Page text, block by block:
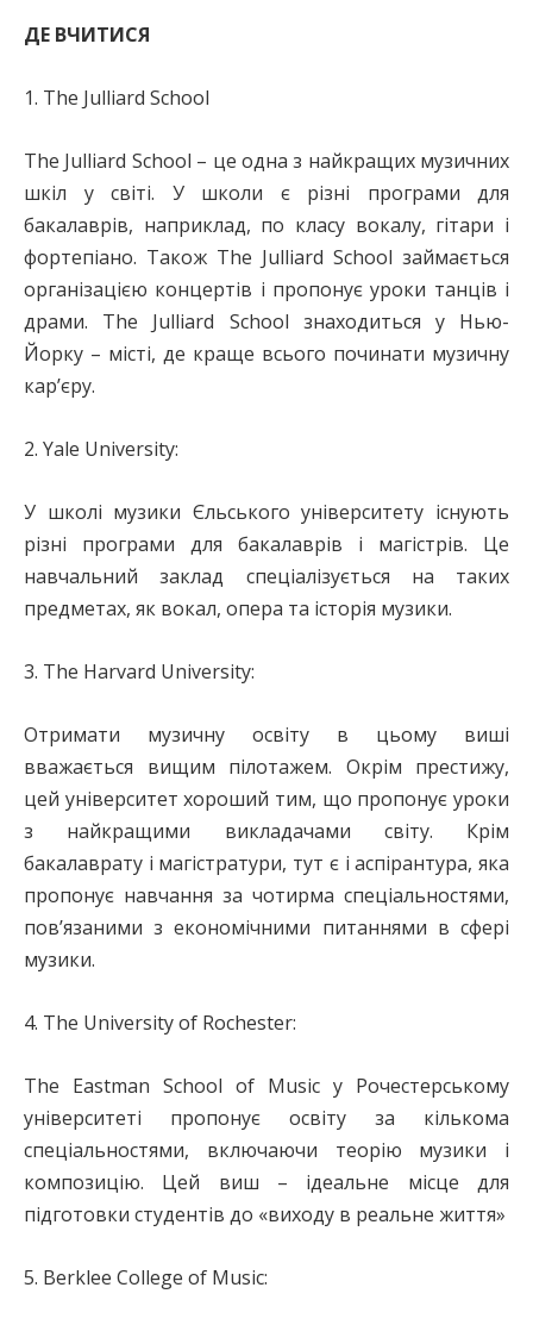
ДЕ ВЧИТИСЯ
1. The Julliard School
The Julliard School – це одна з найкращих музичних
шкіл у світі. У школи є різні програми для
бакалаврів, наприклад, по класу вокалу, гітари і
фортепіано. Також The Julliard School займається
організацією концертів і пропонує уроки танців і
драми. The Julliard School знаходиться у Нью-
Йорку – місті, де краще всього починати музичну
кар’єру.
2. Yale University:
У школі музики Єльського університету існують
різні програми для бакалаврів і магістрів. Це
навчальний заклад спеціалізується на таких
предметах, як вокал, опера та історія музики.
3. The Harvard University:
Отримати музичну освіту в цьому виші
вважається вищим пілотажем. Окрім престижу,
цей університет хороший тим, що пропонує уроки
з найкращими викладачами світу. Крім
бакалаврату і магістратури, тут є і аспірантура, яка
пропонує навчання за чотирма спеціальностями,
пов’язаними з економічними питаннями в сфері
музики.
4. The University of Rochester:
The Eastman School of Music у Рочестерському
університеті пропонує освіту за кількома
спеціальностями, включаючи теорію музики і
композицію. Цей виш – ідеальне місце для
підготовки студентів до «виходу в реальне життя»
5. Berklee College of Music: